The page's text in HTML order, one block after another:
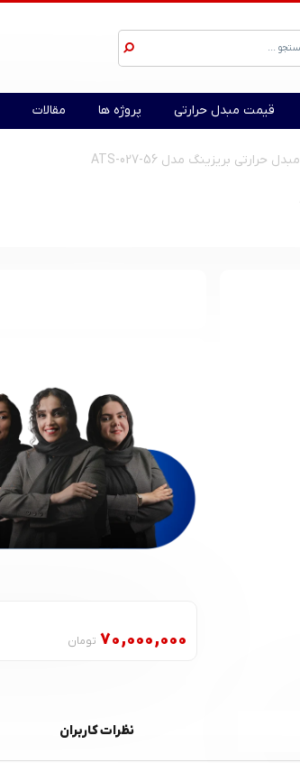
قیمت مبدل حرارتی پروژه ها مقالات
مبدل حرارتی بریزینگ مدل ATS-027-56
70,000,000 تومان
نظرات کاربران